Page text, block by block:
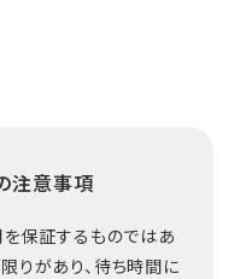
注意事項
保証するものではあ
りがあり、待ち時間に